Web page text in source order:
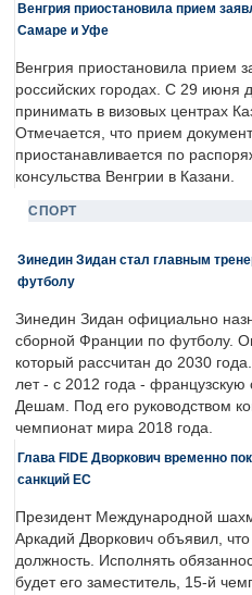
Венгрия приостановила прием
Самаре и Уфе
Венгрия приостановила прием
российских городах. С 29 июня
принимать в визовых центрах
Отмечается, что прием
приостанавливается по
консульства Венгрии в Казани.
СПОРТ
Зинедин Зидан стал главным
футболу
Зинедин Зидан официально
сборной Франции по футболу.
который рассчитан до 2030
лет - с 2012 года - французскую
Дешам. Под его руководством
чемпионат мира 2018 года.
Глава FIDE Дворкович временно
санкций ЕС
Президент Международной
Аркадий Дворкович объявил,
должность. Исполнять
будет его заместитель, 15-й